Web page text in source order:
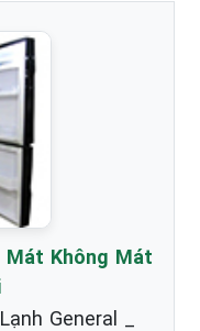
Mát Không Mát
General _